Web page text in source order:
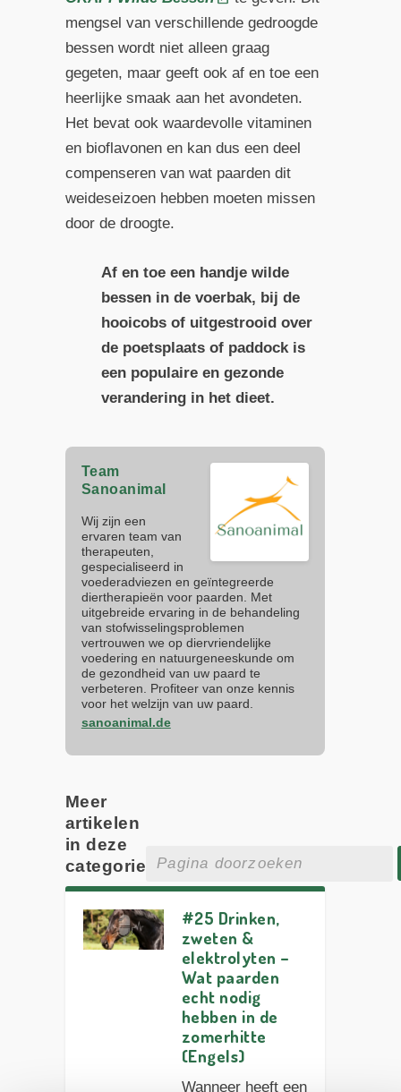
mengsel van verschillende gedroogde
bessen wordt niet alleen graag
gegeten, maar geeft ook af en toe een
heerlijke smaak aan het avondeten.
Het bevat ook waardevolle vitaminen
en bioflavonen en kan dus een deel
compenseren van wat paarden dit
weideseizoen hebben moeten missen
door de droogte.
Af en toe een handje wilde
bessen in de voerbak, bij de
hooicobs of uitgestrooid over
de poetsplaats of paddock is
een populaire en gezonde
verandering in het dieet.
Team
Sanoanimal
Wij zijn een
ervaren team van
therapeuten,
gespecialiseerd in
voederadviezen en geïntegreerde
diertherapieën voor paarden. Met
uitgebreide ervaring in de behandeling
van stofwisselingsproblemen
vertrouwen we op diervriendelijke
voedering en natuurgeneeskunde om
de gezondheid van uw paard te
verbeteren. Profiteer van onze kennis
voor het welzijn van uw paard.
sanoanimal.de
Meer
artikelen
in deze
categorie
#25 Drinken,
zweten &
elektrolyten –
Wat paarden
echt nodig
hebben in de
zomerhitte
(Engels)
Wanneer heeft een